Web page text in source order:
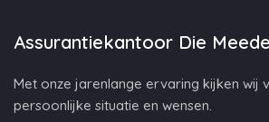
Assurantiekantoor Die
Met onze jarenlange ervaring kijken wij
persoonlijke situatie en wensen.